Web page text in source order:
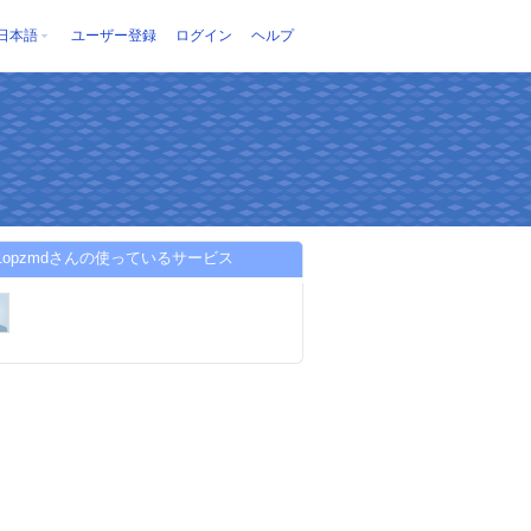
本語 ユーザー登録 ログイン ヘルプ
さんの使っているサービス